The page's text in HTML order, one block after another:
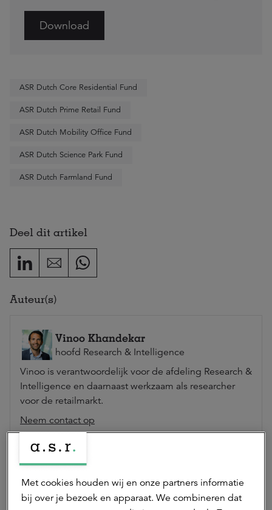
Download
ASR Dutch Core Residential Fund
ASR Dutch Prime Retail Fund
ASR Dutch Mobility Office Fund
ASR Dutch Science Park Fund
ASR Dutch Farmland Fund
Deel dit artikel
Auteur(s)
Vinoo Khandekar
hoofd Research & Intelligence
Vinoo is verantwoordelijk voor de afdeling Research &
Intelligence en daarnaast werkzaam als researcher
voor de retailmarkt.
Neem contact op
Robin Brett van Steen
researcher
Met cookies houden wij en onze partners informatie
bij over je bezoek en apparaat. We combineren dat